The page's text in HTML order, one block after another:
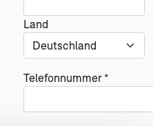
Land
Telefonnummer *